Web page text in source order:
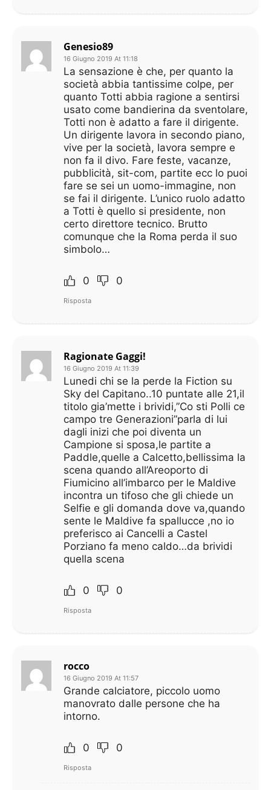
Genesio89
16 Giugno 2019 At 11:18
La sensazione è che, per quanto la
società abbia tantissime colpe, per
quanto Totti abbia ragione a sentirsi
usato come bandierina da sventolare,
Totti non è adatto a fare il dirigente.
Un dirigente lavora in secondo piano,
vive per la società, lavora sempre e
non fa il divo. Fare feste, vacanze,
pubblicità, sit-com, partite ecc lo puoi
fare se sei un uomo-immagine, non
se fai il dirigente. L’unico ruolo adatto
a Totti è quello si presidente, non
certo direttore tecnico. Brutto
comunque che la Roma perda il suo
simbolo…
0 0
Risposta
Ragionate Gaggi!
16 Giugno 2019 At 11:39
Lunedi chi se la perde la Fiction su
Sky del Capitano..10 puntate alle 21,il
titolo gia’mette i brividi,”Co sti Polli ce
campo tre Generazioni”parla di lui
dagli inizi che poi diventa un
Campione si sposa,le partite a
Paddle,quelle a Calcetto,bellissima la
scena quando all’Areoporto di
Fiumicino all’imbarco per le Maldive
incontra un tifoso che gli chiede un
Selfie e gli domanda dove va,quando
sente le Maldive fa spallucce ,no io
preferisco ai Cancelli a Castel
Porziano fa meno caldo…da brividi
quella scena
0 0
Risposta
rocco
16 Giugno 2019 At 11:57
Grande calciatore, piccolo uomo
manovrato dalle persone che ha
intorno.
0 0
Risposta